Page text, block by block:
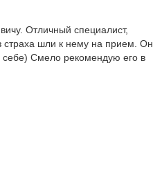
Отличный специалист,
страха шли к нему на прием. Он
себе) Смело рекомендую его в